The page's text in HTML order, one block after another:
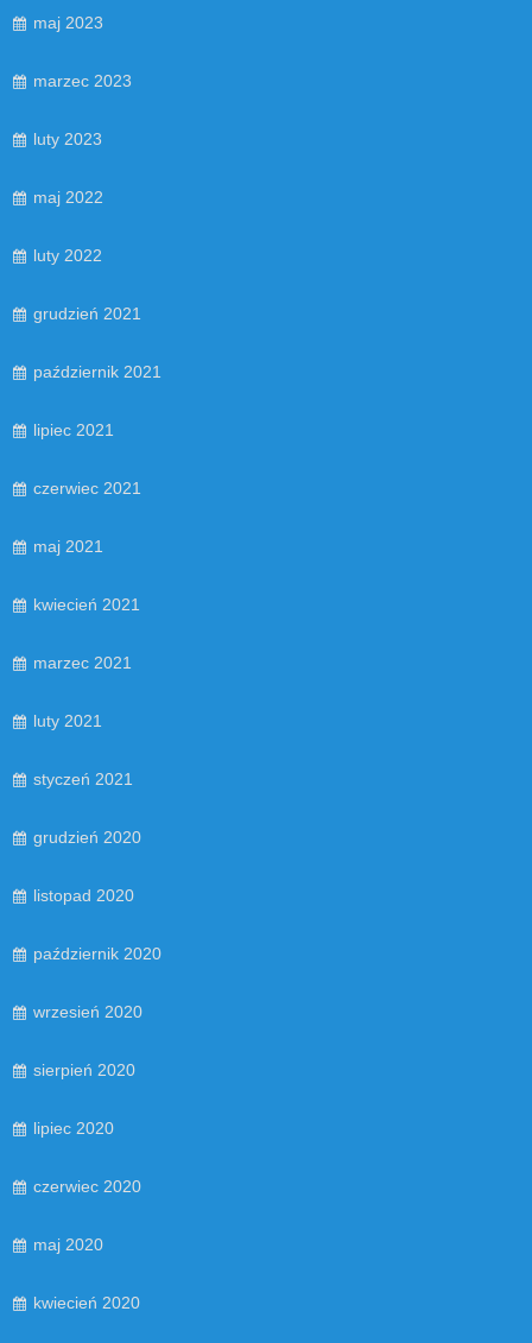
maj 2023
marzec 2023
luty 2023
maj 2022
luty 2022
grudzień 2021
październik 2021
lipiec 2021
czerwiec 2021
maj 2021
kwiecień 2021
marzec 2021
luty 2021
styczeń 2021
grudzień 2020
listopad 2020
październik 2020
wrzesień 2020
sierpień 2020
lipiec 2020
czerwiec 2020
maj 2020
kwiecień 2020